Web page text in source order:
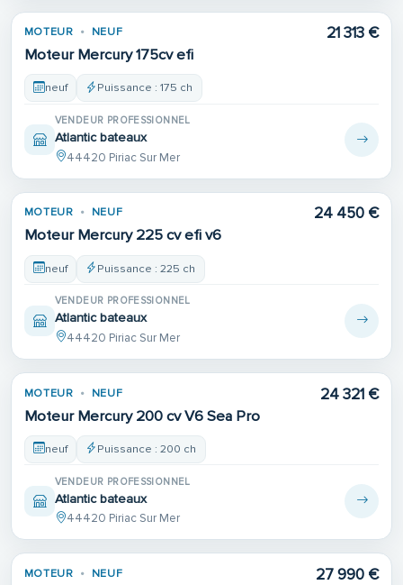
MOTEUR NEUF
Moteur Mercury 175cv efi
21 313 €
neuf Puissance : 175 ch
VENDEUR PROFESSIONNEL
Atlantic bateaux
44420 Piriac Sur Mer
MOTEUR NEUF
Moteur Mercury 225 cv efi v6
24 450 €
neuf Puissance : 225 ch
VENDEUR PROFESSIONNEL
Atlantic bateaux
44420 Piriac Sur Mer
MOTEUR NEUF
Moteur Mercury 200 cv V6 Sea Pro
24 321 €
neuf Puissance : 200 ch
VENDEUR PROFESSIONNEL
Atlantic bateaux
44420 Piriac Sur Mer
MOTEUR NEUF 27 990 €